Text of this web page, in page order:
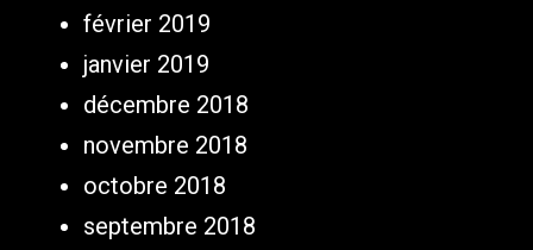
février 2019
janvier 2019
décembre 2018
novembre 2018
octobre 2018
septembre 2018